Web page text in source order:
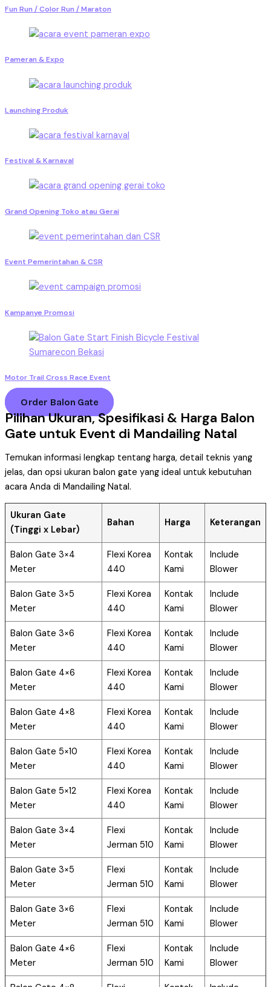
Fun Run / Color Run / Maraton
Pameran & Expo
Launching Produk
Festival & Karnaval
Grand Opening Toko atau Gerai
Event Pemerintahan & CSR
Kampanye Promosi
Motor Trail Cross Race Event
Order Balon Gate
Pilihan Ukuran, Spesifikasi & Harga Balon
Gate untuk Event di Mandailing Natal
Temukan informasi lengkap tentang harga, detail teknis yang
jelas, dan opsi ukuran balon gate yang ideal untuk kebutuhan
acara Anda di Mandailing Natal.
Ukuran Gate
(Tinggi x Lebar)
Bahan Harga Keterangan
Balon Gate 3×4
Meter
Flexi Korea
440
Kontak
Kami
Include
Blower
Balon Gate 3×5
Meter
Flexi Korea
440
Kontak
Kami
Include
Blower
Balon Gate 3×6
Meter
Flexi Korea
440
Kontak
Kami
Include
Blower
Balon Gate 4×6
Meter
Flexi Korea
440
Kontak
Kami
Include
Blower
Balon Gate 4×8
Meter
Flexi Korea
440
Kontak
Kami
Include
Blower
Balon Gate 5×10
Meter
Flexi Korea
440
Kontak
Kami
Include
Blower
Balon Gate 5×12
Meter
Flexi Korea
440
Kontak
Kami
Include
Blower
Balon Gate 3×4
Meter
Flexi
Jerman 510
Kontak
Kami
Include
Blower
Balon Gate 3×5
Meter
Flexi
Jerman 510
Kontak
Kami
Include
Blower
Balon Gate 3×6
Meter
Flexi
Jerman 510
Kontak
Kami
Include
Blower
Balon Gate 4×6
Meter
Flexi
Jerman 510
Kontak
Kami
Include
Blower